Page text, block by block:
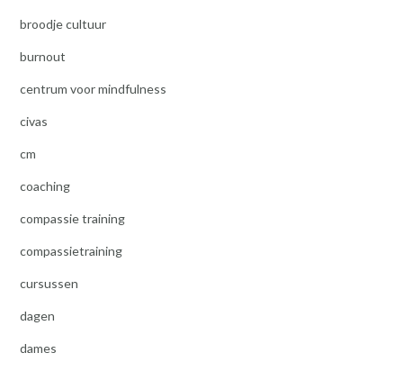
broodje cultuur
burnout
centrum voor mindfulness
civas
cm
coaching
compassie training
compassietraining
cursussen
dagen
dames